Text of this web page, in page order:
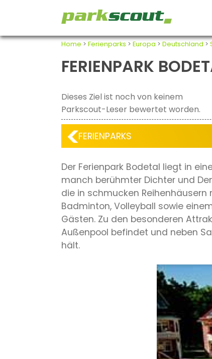
Home > Ferienparks > Europa > Deutschland >
FERIENPARK
Dieses Ziel ist noch von keinem
Parkscout-Leser bewertet worden.
FERIENPARKS
Der Ferienpark Bodetal liegt in
manch berühmter Dichter und
die in schmucken
Badminton, Volleyball sowie
Gästen. Zu den besonderen
Außenpool befindet und neben
hält.